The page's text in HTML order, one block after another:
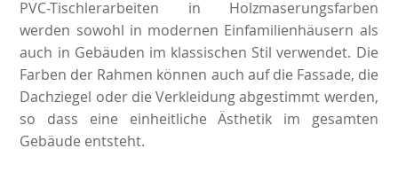
PVC-Tischlerarbeiten in Holzmaserungsfarben
werden sowohl in modernen Einfamilienhäusern als
auch in Gebäuden im klassischen Stil verwendet. Die
Farben der Rahmen können auch auf die Fassade, die
Dachziegel oder die Verkleidung abgestimmt werden,
so dass eine einheitliche Ästhetik im gesamten
Gebäude entsteht.